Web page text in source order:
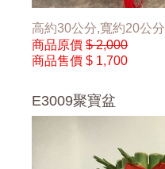
高約30公分,寬約20公分
商品原價 $ 2,000
商品售價 $ 1,700
E3009聚寶盆